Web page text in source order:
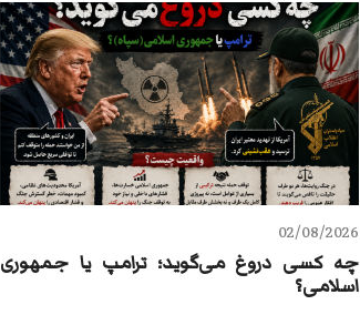
02/08/2026
چه کسی دروغ می‌گوید؛ ترامپ یا جمهوری
اسلامی؟